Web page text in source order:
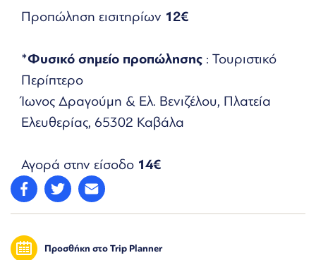
Προπώληση εισιτηρίων 12€
*Φυσικό σημείο προπώλησης : Τουριστικό
Περίπτερο
Ίωνος Δραγούμη & Ελ. Βενιζέλου, Πλατεία
Ελευθερίας, 65302 Καβάλα
Αγορά στην είσοδο 14€
Προσθήκη στο Trip Planner